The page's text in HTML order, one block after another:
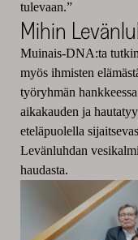
tulevaan.”
Mihin
Muinais-DNA:ta
myös ihmisten
työryhmän
aikakauden ja
eteläpuolella
Levänluhdan
haudasta.